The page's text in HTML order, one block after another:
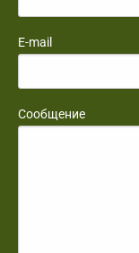
E-mail
Сообщение